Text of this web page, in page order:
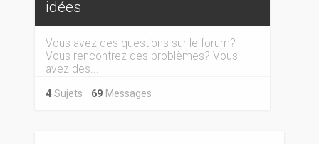
idées
Vous avez des questions sur le forum?
Vous rencontrez des problèmes? Vous
avez des...
4Sujets 69Messages